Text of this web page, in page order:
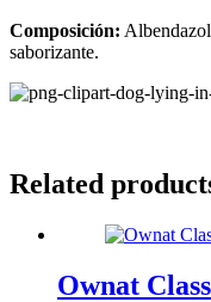
Composición:
saborizante.
Related
Ownat